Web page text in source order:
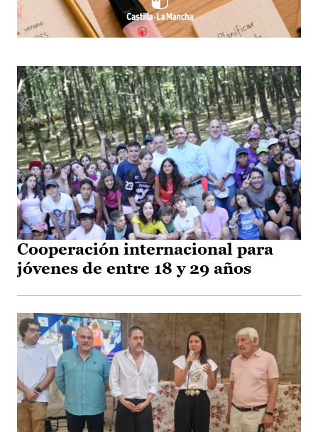
Cooperación internacional para
jóvenes de entre 18 y 29 años